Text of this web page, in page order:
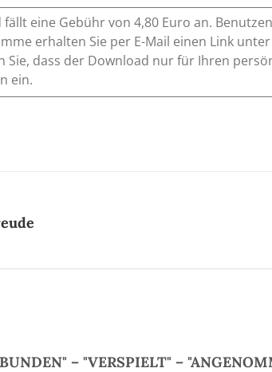
fällt eine Gebühr von 4,80 Euro an.
erhalten Sie per E-Mail einen Link
dass der Download nur für Ihren
ein.
– "VERSPIELT" –